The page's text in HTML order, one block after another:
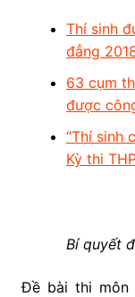
Thí sinh
đẳng
63 cụm
được
“Thí sinh
Kỳ thi
Bí quyết
Đề bài thi môn